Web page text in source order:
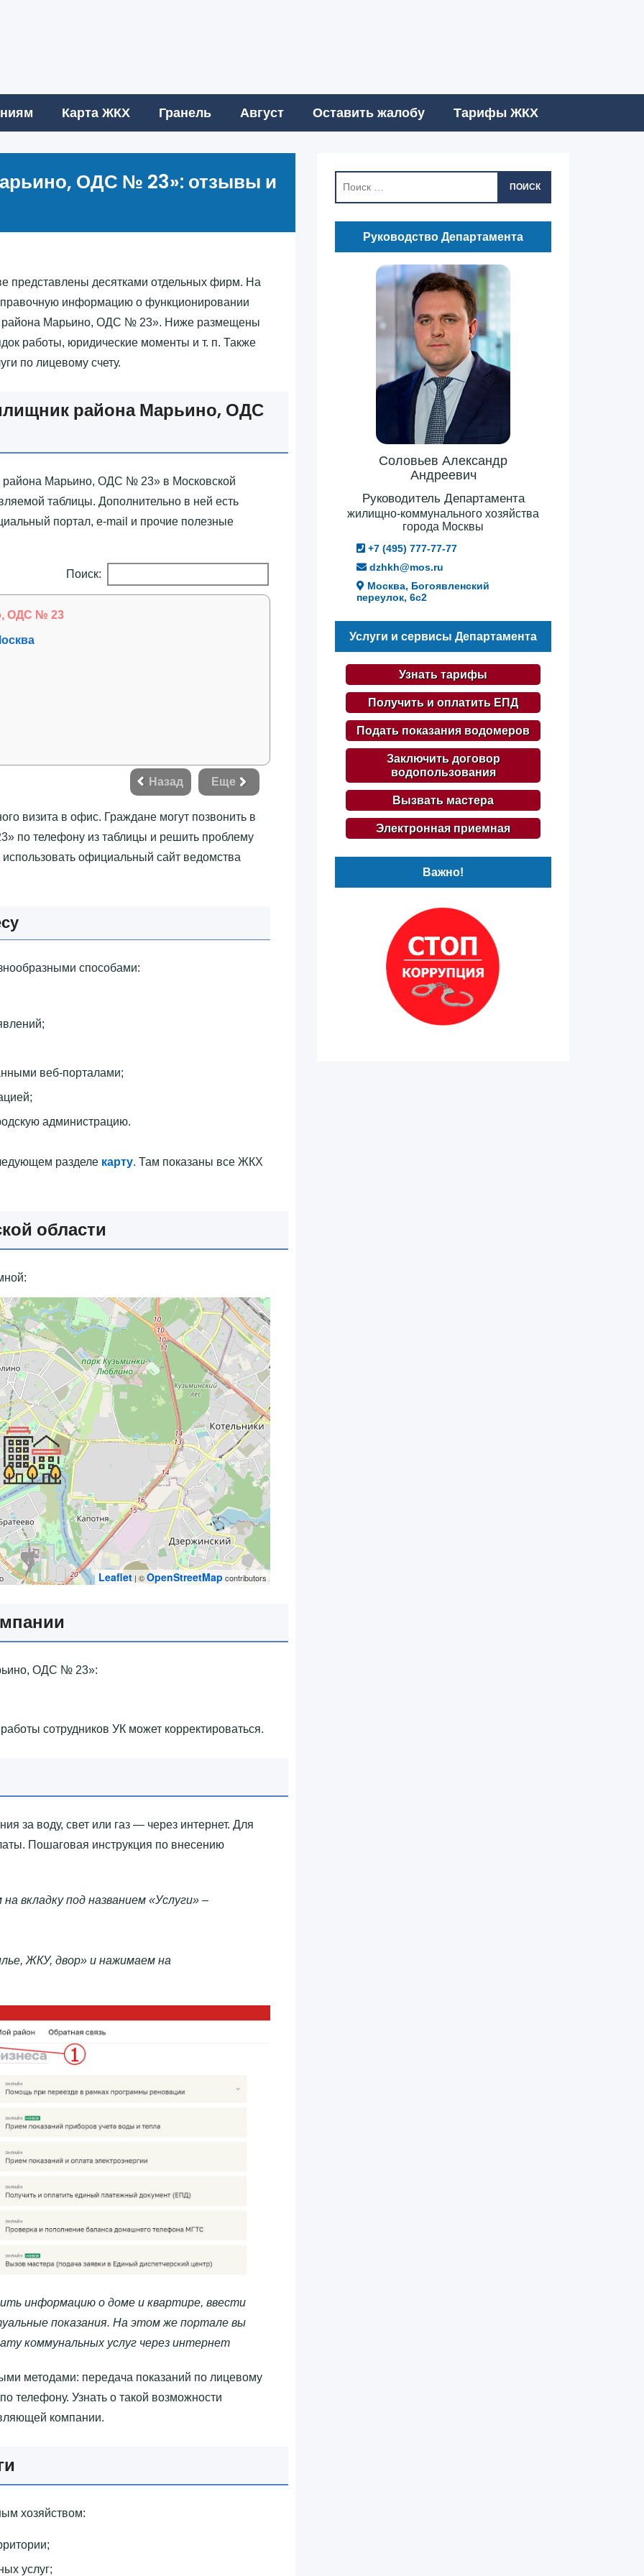
Карта ЖКХ Гранель Август Оставить жалобу Тарифы ЖКХ
ОДС № 23»‎: отзывы и
представлены десятками отдельных фирм. На
информацию о функционировании
Марьино, ОДС № 23»‎. Ниже размещены
работы, юридические моменты и т. п. Также
по лицевому счету.
района Марьино, ОДС
Марьино, ОДС № 23»‎ в Московской
таблицы. Дополнительно в ней есть
портал, e-mail и прочие полезные
Поиск:
ОДС № 23
Назад Еще
визита в офис. Граждане могут позвонить в
телефону из таблицы и решить проблему
официальный сайт ведомства
способами:
веб-порталами;
администрацию.
разделе карту. Там показаны все ЖКХ
области
Leaflet | ©OpenStreetMap contributors
ОДС № 23»‎:
сотрудников УК может корректироваться.
за воду, свет или газ — через интернет. Для
Пошаговая инструкция по внесению
вкладку под названием «Услуги» –
ЖКУ, двор» и нажимаем на
информацию о доме и квартире, ввести
показания. На этом же портале вы
коммунальных услуг через интернет
методами: передача показаний по лицевому
телефону. Узнать о такой возможности
компании.
хозяйством:
услуг;
ПОИСК
Руководство Департамента
Соловьев Александр
Андреевич
Руководитель Департамента
жилищно-коммунального хозяйства
города Москвы
+7 (495) 777-77-77
dzhkh@mos.ru
Москва, Богоявленский
переулок, 6с2
Услуги и сервисы Департамента
Узнать тарифы
Получить и оплатить ЕПД
Подать показания водомеров
Заключить договор
водопользования
Вызвать мастера
Электронная приемная
Важно!